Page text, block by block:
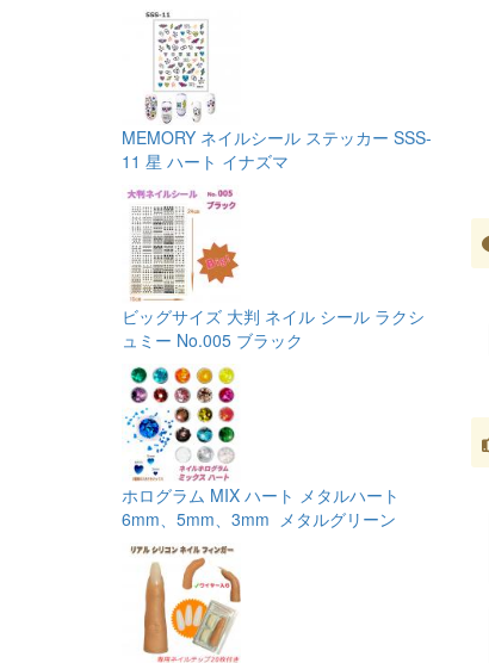
MEMORY ネイルシール ステッカー SSS-
11 星 ハート イナズマ
ビッグサイズ 大判 ネイル シール ラクシ
ュミー No.005 ブラック
ホログラム MIX ハート メタルハート
6mm、5mm、3mm メタルグリーン